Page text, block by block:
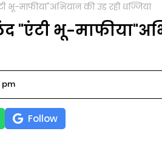
माफीया"अभियान की उड़ रही धज्जियां
"एंटी भू-
pm
Follow